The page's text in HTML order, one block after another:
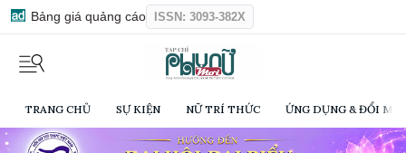
Bảng giá quảng cáo ISSN: 3093-382X
TRANG CHỦ SỰ KIỆN NỮ TRÍ THỨC ỨNG DỤNG & ĐỔI